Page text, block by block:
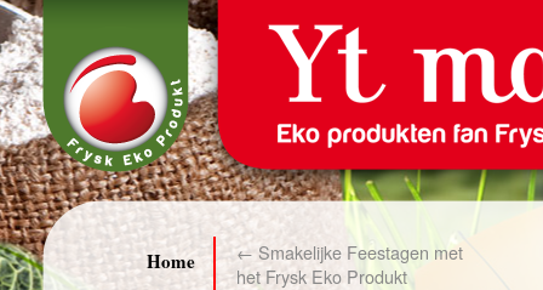
Home
← Smakelijke Feestagen met
het Frysk Eko Produkt